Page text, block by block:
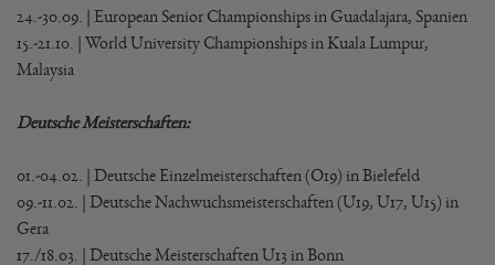
24.-30.09. | European Senior Championships in Guadalajara, Spanien
15.-21.10. | World University Championships in Kuala Lumpur,
Malaysia
Deutsche Meisterschaften:
01.-04.02. | Deutsche Einzelmeisterschaften (O19) in Bielefeld
09.-11.02. | Deutsche Nachwuchsmeisterschaften (U19, U17, U15) in
Gera
17./18.03. | Deutsche Meisterschaften U13 in Bonn